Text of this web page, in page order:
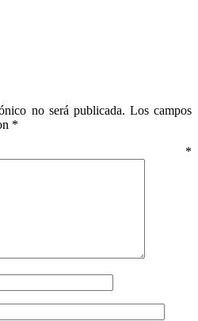
no será publicada. Los campos
*
*